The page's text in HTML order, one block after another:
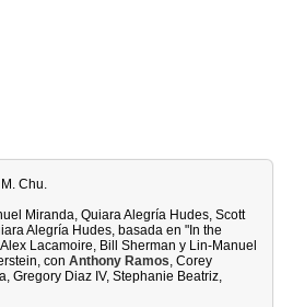
Chu.
Miranda, Quiara Alegría Hudes, Scott
Alegría Hudes, basada en "In the
Lacamoire, Bill Sherman y Lin-Manuel
con Anthony Ramos, Corey
Gregory Diaz IV, Stephanie Beatriz,